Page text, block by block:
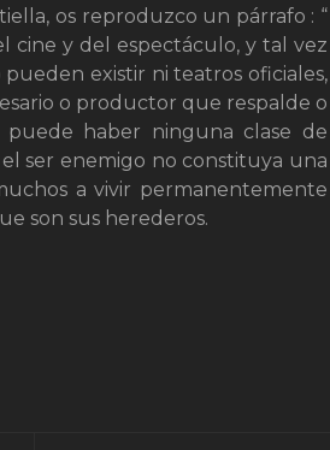
os reproduzco un párrafo : “
cine y del espectáculo, y tal vez
existir ni teatros oficiales,
o productor que respalde o
puede haber ninguna clase de
ser enemigo no constituya una
a vivir permanentemente
son sus herederos.